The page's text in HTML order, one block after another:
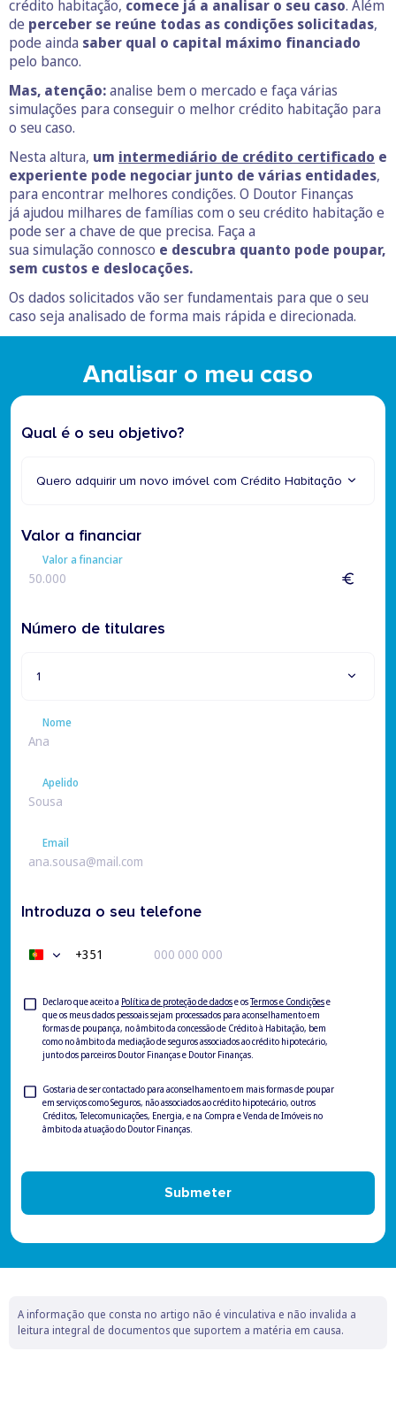
crédito habitação, comece já a analisar o seu caso. Além
de perceber se reúne todas as condições solicitadas,
pode ainda saber qual o capital máximo financiado
pelo banco.
Mas, atenção:analise bem o mercado e faça várias
simulações para conseguir o melhor crédito habitação para
o seu caso.
Nesta altura, um intermediário de crédito certificado e
experiente pode negociar junto de várias entidades,
para encontrar melhores condições. O Doutor Finanças
já ajudou milhares de famílias com o seu crédito habitação e
pode ser a chave de que precisa. Faça a
sua simulação connosco e descubra quanto pode poupar,
sem custos e deslocações.
Os dados solicitados vão ser fundamentais para que o seu
caso seja analisado de forma mais rápida e direcionada.
Analisar o meu caso
Qual é o seu objetivo?
Quero adquirir um novo imóvel com Crédito Habitação
Valor a financiar
Valor a financiar
Número de titulares
1
Nome
Apelido
Email
Introduza o seu telefone
Portugal+351
Privacy
Check
Declaro que aceito a Política de proteção de dadose osTermos e Condiçõese
que os meus dados pessoais sejam processados para aconselhamento em
formas de poupança, no âmbito da concessão de Crédito à Habitação, bem
como no âmbito da mediação de seguros associados ao crédito hipotecário,
junto dos parceiros Doutor Finanças e Doutor Finanças.
Privacy
Check
Gostaria de ser contactado para aconselhamento em mais formas de poupar
em serviços como Seguros, não associados ao crédito hipotecário, outros
Créditos, Telecomunicações, Energia, e na Compra e Venda de Imóveis no
âmbito da atuação do Doutor Finanças.
Submeter
A informação que consta no artigo não é vinculativa e não invalida a
leitura integral de documentos que suportem a matéria em causa.